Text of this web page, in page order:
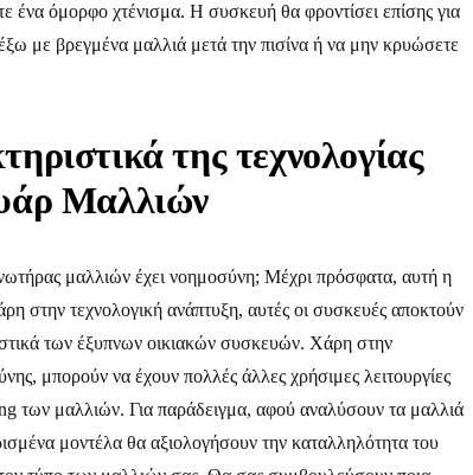
ένα όμορφο χτένισμα. Η συσκευή θα φροντίσει επίσης για
με βρεγμένα μαλλιά μετά την πισίνα ή να μην κρυώσετε
της τεχνολογίας
Μαλλιών
μαλλιών έχει νοημοσύνη; Μέχρι πρόσφατα, αυτή η
στην τεχνολογική ανάπτυξη, αυτές οι συσκευές αποκτούν
των έξυπνων οικιακών συσκευών. Χάρη στην
μπορούν να έχουν πολλές άλλες χρήσιμες λειτουργίες
των μαλλιών. Για παράδειγμα, αφού αναλύσουν τα μαλλιά
μοντέλα θα αξιολογήσουν την καταλληλότητα του